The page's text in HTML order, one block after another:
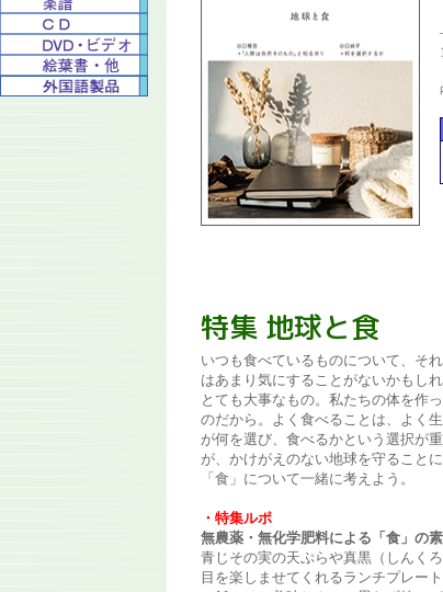
特集 地球と食
いつも食べているものについて、そ
はあまり気にすることがないかもし
とても大事なもの。私たちの体を作
のだから。よく食べることは、よく
が何を選び、食べるかという選択が
が、かけがえのない地球を守ること
「食」について一緒に考えよう。
・特集ルポ
無農薬・無化学肥料による「食」の
青じその実の天ぷらや真黒（しんく
目を楽しませてくれるランチプレー